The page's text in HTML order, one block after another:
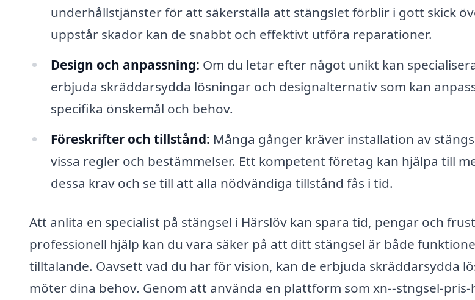
underhållstjänster för att säkerställa att stängslet förblir i gott skick
uppstår skador kan de snabbt och effektivt utföra reparationer.
Design och anpassning: Om du letar efter något unikt kan
erbjuda skräddarsydda lösningar och designalternativ som kan
specifika önskemål och behov.
Föreskrifter och tillstånd: Många gånger kräver installation av
vissa regler och bestämmelser. Ett kompetent företag kan hjälpa till
dessa krav och se till att alla nödvändiga tillstånd fås i tid.
Att anlita en specialist på stängsel i Härslöv kan spara tid, pengar och
professionell hjälp kan du vara säker på att ditt stängsel är både
tilltalande. Oavsett vad du har för vision, kan de erbjuda skräddarsydda
möter dina behov. Genom att använda en plattform som xn--stngsel-pris-